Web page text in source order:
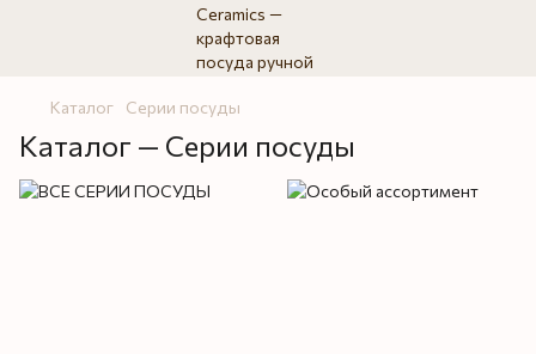
Каталог Серии посуды
Каталог — Серии посуды